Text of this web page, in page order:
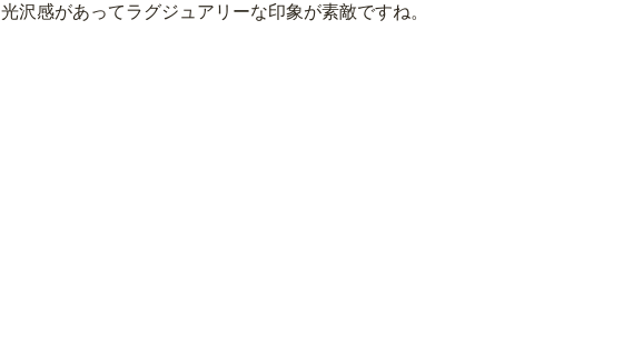
光沢感があってラグジュアリーな印象が素敵ですね。